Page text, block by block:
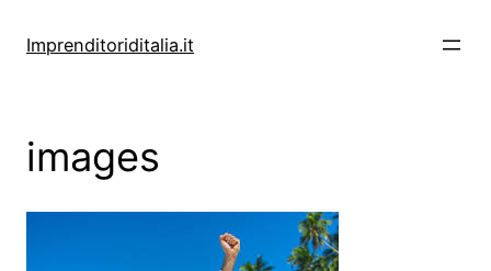
Imprenditoriditalia.it
images